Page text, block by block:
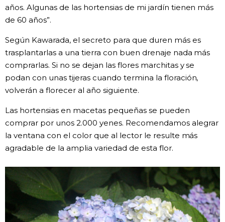
años. Algunas de las hortensias de mi jardín tienen más
de 60 años”.
Según Kawarada, el secreto para que duren más es
trasplantarlas a una tierra con buen drenaje nada más
comprarlas. Si no se dejan las flores marchitas y se
podan con unas tijeras cuando termina la floración,
volverán a florecer al año siguiente.
Las hortensias en macetas pequeñas se pueden
comprar por unos 2.000 yenes. Recomendamos alegrar
la ventana con el color que al lector le resulte más
agradable de la amplia variedad de esta flor.